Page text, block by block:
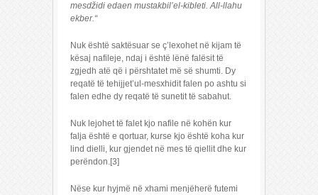
mesdžidi edaen mustakbil’el-kibleti. All-llahu
ekber.“
Nuk është saktësuar se ç’lexohet në kijam të
kësaj nafileje, ndaj i është lënë falësit të
zgjedh atë që i përshtatet më së shumti. Dy
reqatë të tehijjet’ul-mesxhidit falen po ashtu si
falen edhe dy reqatë të sunetit të sabahut.
Nuk lejohet të falet kjo nafile në kohën kur
falja është e qortuar, kurse kjo është koha kur
lind dielli, kur gjendet në mes të qiellit dhe kur
perëndon.[3]
Nëse kur hyjmë në xhami menjëherë futemi